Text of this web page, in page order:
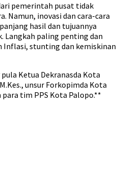
pemerintah pusat tidak
Namun, inovasi dan cara-cara
hasil dan tujuannya
Langkah paling penting dan
Inflasi, stunting dan kemiskinan
Ketua Dekranasda Kota
unsur Forkopimda Kota
tim PPS Kota Palopo.**